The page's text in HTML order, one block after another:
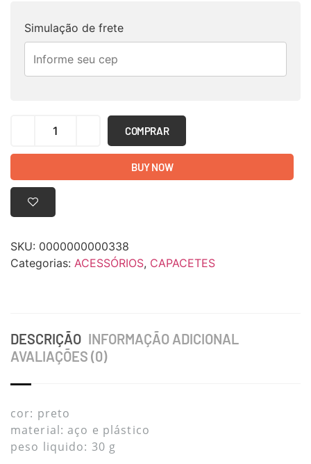
Simulação de frete
COMPRAR
BUY NOW
SKU: 0000000000338
Categorias: ACESSÓRIOS, CAPACETES
DESCRIÇÃO INFORMAÇÃO ADICIONAL
AVALIAÇÕES (0)
cor: preto
material: aço e plástico
peso liquido: 30 g